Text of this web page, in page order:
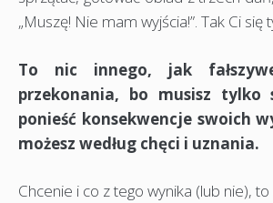
„Muszę! Nie mam wyjścia!”. Tak Ci się
To nic innego, jak
przekonania, bo musisz tylko
ponieść konsekwencje swoich
możesz według chęci i uznania.
Chcenie i co z tego wynika (lub nie),